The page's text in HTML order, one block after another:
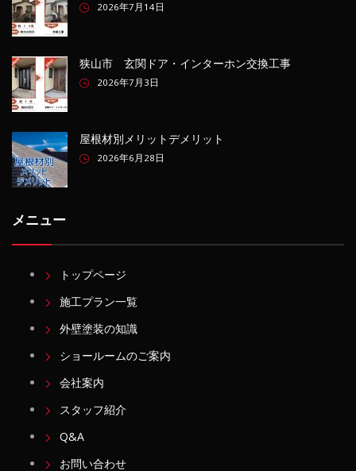
2026年7月14日
狭山市 玄関ドア・インターホン交換工事
2026年7月3日
屋根材別メリットデメリット
2026年6月28日
メニュー
トップページ
施工プラン一覧
外壁塗装の知識
ショールームのご案内
会社案内
スタッフ紹介
Q&A
お問い合わせ